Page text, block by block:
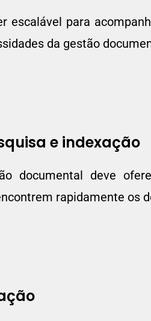
escalável para
da gestão
e indexação
documental deve
rapidamente os